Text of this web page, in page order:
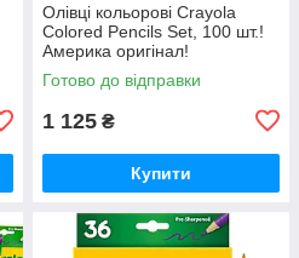
Олівці кольорові Crayola
Colored Pencils Set, 100 шт.!
Америка оригінал!
Готово до відправки
1 125 ₴
Купити